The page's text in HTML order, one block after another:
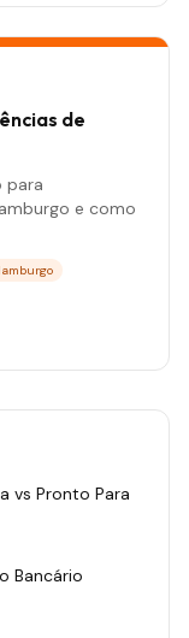
de
para
e como
vs Pronto Para
Bancário